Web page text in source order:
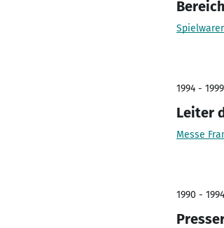
1994 - 1999
Leiter
Messe
1990 - 1994